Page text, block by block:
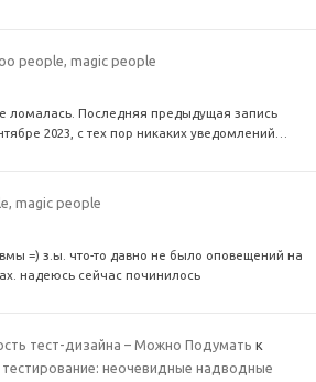
people, magic people
ломалась. Последняя предыдущая запись
2023, с тех пор никаких уведомлений…
magic people
=) з.ы. что-то давно не было оповещений на
надеюсь сейчас починилось
тест-дизайна – Можно Подумать к
неочевидные надводные